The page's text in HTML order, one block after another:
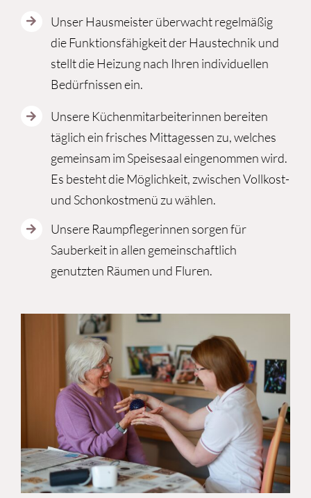
Unser Hausmeister überwacht regelmäßig
die Funktionsfähigkeit der Haustechnik und
stellt die Heizung nach Ihren individuellen
Bedürfnissen ein.
Unsere Küchenmitarbeiterinnen bereiten
täglich ein frisches Mittagessen zu, welches
gemeinsam im Speisesaal eingenommen wird.
Es besteht die Möglichkeit, zwischen Vollkost-
und Schonkostmenü zu wählen.
Unsere Raumpflegerinnen sorgen für
Sauberkeit in allen gemeinschaftlich
genutzten Räumen und Fluren.